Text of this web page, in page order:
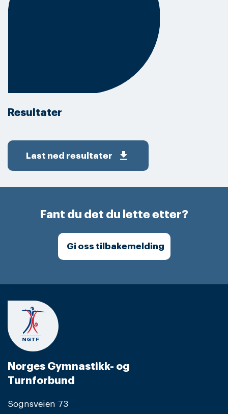
Resultater
Last ned resultater get_app
Fant du det du lette etter?
Gi oss tilbakemelding
Norges Gymnastikk- og
Turnforbund
Sognsveien 73